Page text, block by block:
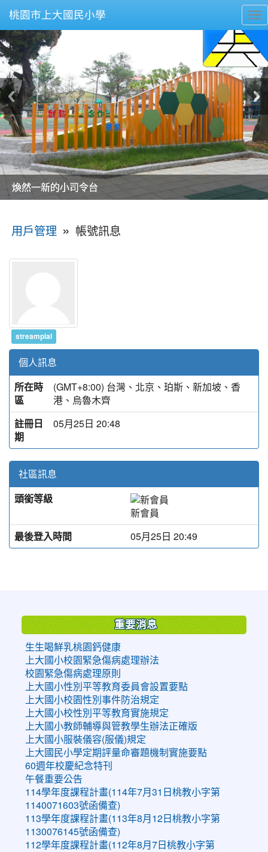
桃園市上大國民小學
美麗的操場是我們活力的來源
美麗的操場是我們活力的來源
煥然一新的小司令台
煥然一新的小司令台
富含桃園埤塘田園風光意象的中廊
富含桃園埤塘田園風光意象的中廊
嶄新的中庭廣場
嶄新的中庭廣場
水生池生生不息
水生池生生不息
用戶管理 » 帳號訊息
streampial
個人訊息
所在時
區
(GMT+8:00) 台灣、北京、珀斯、新加坡、香
港、烏魯木齊
註冊日
期
05月25日 20:48
社區訊息
頭銜等級
新會員
最後登入時間
05月25日 20:49
重要消息
生生喝鮮乳桃園鈣健康
上大國小校園緊急傷病處理辦法
校園緊急傷病處理原則
上大國小性別平等教育委員會設置要點
上大國小校園性別事件防治規定
上大國小校性別平等教育實施規定
上大國小教師輔導與管教學生辦法正確版
上大國小服裝儀容(服儀)規定
上大國民小學定期評量命審題機制實施要點
60週年校慶紀念特刊
午餐重要公告
114學年度課程計畫(114年7月31日桃教小字第
1140071603號函備查)
113學年度課程計畫(113年8月12日桃教小字第
1130076145號函備查)
112學年度課程計畫(112年8月7日桃教小字第